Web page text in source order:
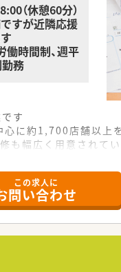
（休憩60分）
すが近隣応援
時間制、週平
務
す
心に約1,700店舗以上
も幅広く用意されて
択できます
問調剤特化型店舗」
菌調剤室は業界最多
定」等を取得し一人
です
この求人に
問い合わせ